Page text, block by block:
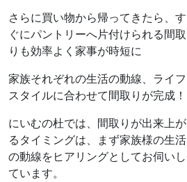
さらに買い物から帰ってきたら、す
ぐにパントリーへ片付けられる間取
りも効率よく家事が時短に
家族それぞれの生活の動線、ライフ
スタイルに合わせて間取りが完成！
にいむの杜では、間取りが出来上が
るタイミングは、まず家族様の生活
の動線をヒアリングとしてお伺いし
ています。